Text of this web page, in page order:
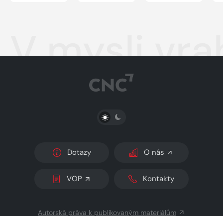
V mysli
PŘEPNOUT SVĚTLÝ/TMAVÝ REŽIM
Dotazy O nás
VOP Kontakty
Autorská práva k publikovaným materiálům